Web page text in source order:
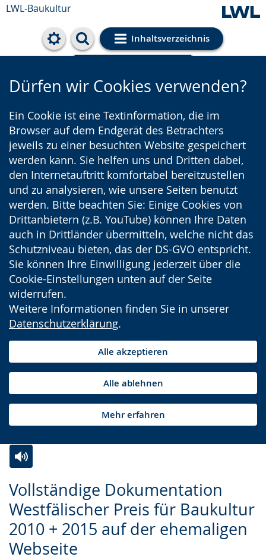
LWL-Baukultur
Inhaltsverzeichnis
Cookie-Einstellungen
Dürfen wir Cookies verwenden?
Ein Cookie ist eine Textinformation, die im
Browser auf dem Endgerät des Betrachters
jeweils zu einer besuchten Website gespeichert
werden kann. Sie helfen uns und Dritten dabei,
den Internetauftritt komfortabel bereitzustellen
und zu analysieren, wie unsere Seiten benutzt
werden. Bitte beachten Sie: Einige Cookies von
Drittanbietern (z.B. YouTube) können Ihre Daten
auch in Drittländer übermitteln, welche nicht das
Schutzniveau bieten, das der DS-GVO entspricht.
Sie können Ihre Einwilligung jederzeit über die
Cookie-Einstellungen unten auf der Seite
widerrufen.
Weitere Informationen finden Sie in unserer
Datenschutzerklärung.
Alle akzeptieren
Alle ablehnen
Mehr erfahren
Vollständige Dokumentation
Westfälischer Preis für Baukultur
2010 + 2015 auf der ehemaligen
Webseite
Leichten
Sprache
wechseln.
Audio-
Unterstützung.
Video
in
Deutscher
Gebärdensprache